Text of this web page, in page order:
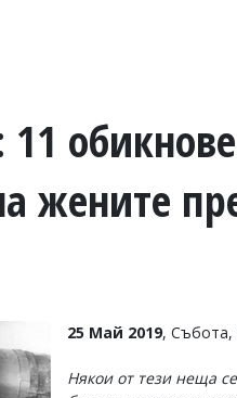
жените
25 Май 2019, Събота,
Някои от тези неща